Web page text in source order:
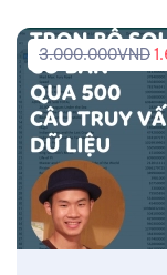
3.000.000VND